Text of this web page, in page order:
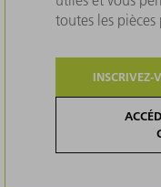
toutes les pièces
INSCRIVEZ-